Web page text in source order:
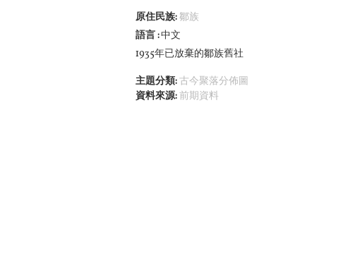
原住民族:鄒族
語言 中文
1935年已放棄的鄒族舊社
主題分類:古今聚落分佈圖
資料來源:前期資料